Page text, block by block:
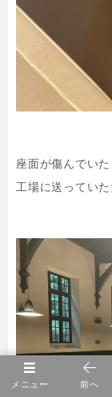
座面が傷んでい
工場に送っていた
メニュー 前へ